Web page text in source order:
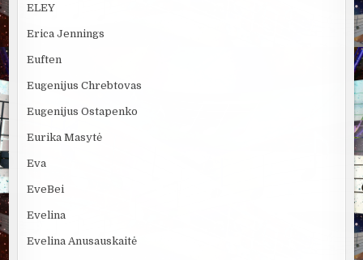
ELEY
Erica Jennings
Euften
Eugenijus Chrebtovas
Eugenijus Ostapenko
Eurika Masytė
Eva
EveBei
Evelina
Evelina Anusauskaitė